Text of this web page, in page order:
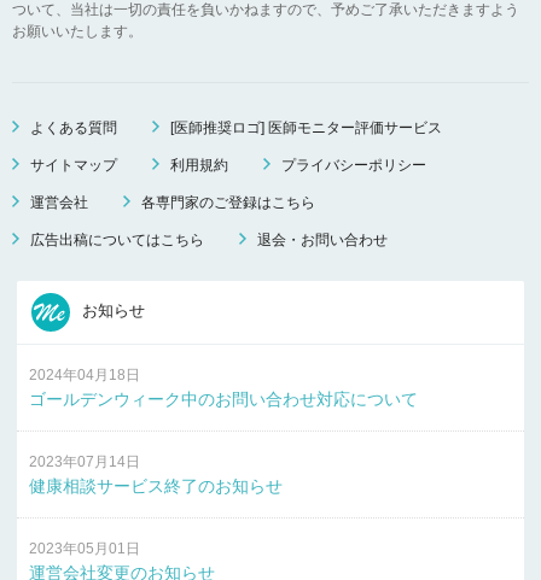
ついて、当社は一切の責任を負いかねますので、予めご了承いただきますよう
お願いいたします。
よくある質問 [医師推奨ロゴ] 医師モニター評価サービス
サイトマップ 利用規約 プライバシーポリシー
運営会社 各専門家のご登録はこちら
広告出稿についてはこちら 退会・お問い合わせ
お知らせ
2024年04月18日
ゴールデンウィーク中のお問い合わせ対応について
2023年07月14日
健康相談サービス終了のお知らせ
2023年05月01日
運営会社変更のお知らせ